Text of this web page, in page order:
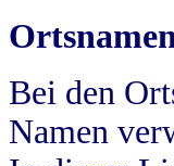
Bei den
Namen